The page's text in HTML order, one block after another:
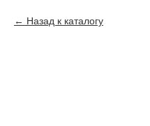
Назад к каталогу